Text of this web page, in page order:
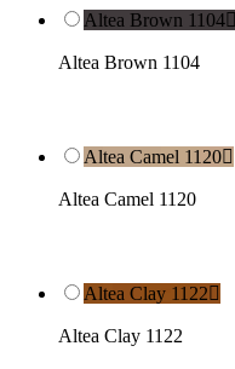
Altea Brown 1104
Altea Brown 1104
Altea Camel 1120
Altea Camel 1120
Altea Clay 1122
Altea Clay 1122